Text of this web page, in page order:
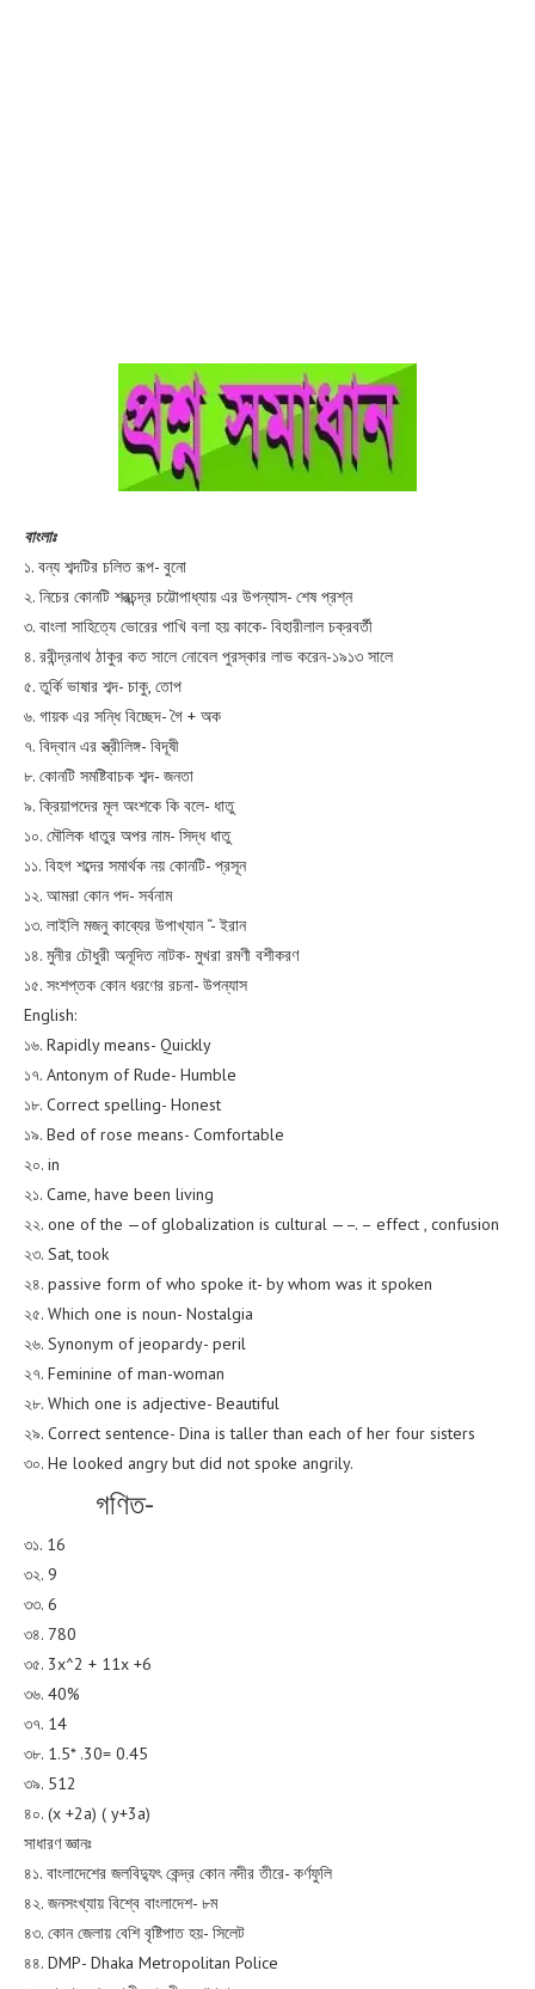
বাংলাঃ
১. বন্য শব্দটির চলিত রূপ- বুনো
২. নিচের কোনটি শরত্চন্দ্র চট্টোপাধ্যায় এর উপন্যাস- শেষ প্রশ্ন
৩. বাংলা সাহিত্যে ভোরের পাখি বলা হয় কাকে- বিহারীলাল চক্রবর্তী
৪. রবীন্দ্রনাথ ঠাকুর কত সালে নোবেল পুরস্কার লাভ করেন-১৯১৩ সালে
৫. তুর্কি ভাষার শব্দ- চাকু, তোপ
৬. গায়ক এর সন্ধি বিচ্ছেদ- গৈ + অক
৭. বিদ্বান এর স্ত্রীলিঙ্গ- বিদূষী
৮. কোনটি সমষ্টিবাচক শব্দ- জনতা
৯. ক্রিয়াপদের মূল অংশকে কি বলে- ধাতু
১০. মৌলিক ধাতুর অপর নাম- সিদ্ধ ধাতু
১১. বিহগ শব্দের সমার্থক নয় কোনটি- প্রসূন
১২. আমরা কোন পদ- সর্বনাম
১৩. লাইলি মজনু কাব্যের উপাখ্যান “- ইরান
১৪. মুনীর চৌধুরী অনূদিত নাটক- মুখরা রমণী বশীকরণ
১৫. সংশপ্তক কোন ধরণের রচনা- উপন্যাস
English:
১৬. Rapidly means- Quickly
১৭. Antonym of Rude- Humble
১৮. Correct spelling- Honest
১৯. Bed of rose means- Comfortable
২০. in
২১. Came, have been living
২২. one of the —of globalization is cultural —–. – effect , confusion
২৩. Sat, took
২৪. passive form of who spoke it- by whom was it spoken
২৫. Which one is noun- Nostalgia
২৬. Synonym of jeopardy- peril
২৭. Feminine of man-woman
২৮. Which one is adjective- Beautiful
২৯. Correct sentence- Dina is taller than each of her four sisters
৩০. He looked angry but did not spoke angrily.
গণিত-
৩১. 16
৩২. 9
৩৩. 6
৩৪. 780
৩৫. 3x^2 + 11x +6
৩৬. 40%
৩৭. 14
৩৮. 1.5* .30= 0.45
৩৯. 512
৪০. (x +2a) ( y+3a)
সাধারণ জ্ঞানঃ
৪১. বাংলাদেশের জলবিদ্যুৎ কেন্দ্র কোন নদীর তীরে- কর্ণফুলি
৪২. জনসংখ্যায় বিশ্বে বাংলাদেশ- ৮ম
৪৩. কোন জেলায় বেশি বৃষ্টিপাত হয়- সিলেট
৪৪. DMP- Dhaka Metropolitan Police